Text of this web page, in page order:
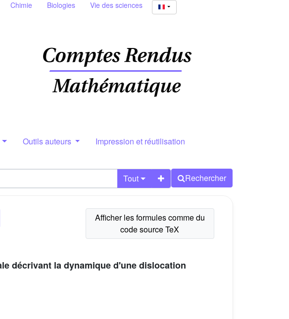
Chimie Biologies Vie des sciences
Outils auteurs Impression et réutilisation
Tout Rechercher
décrivant la dynamique d'une dislocation